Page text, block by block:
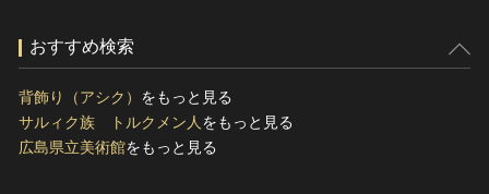
おすすめ検索
背飾り（アシク） をもっと見る
サルィク族 トルクメン人 をもっと見る
広島県立美術館をもっと見る